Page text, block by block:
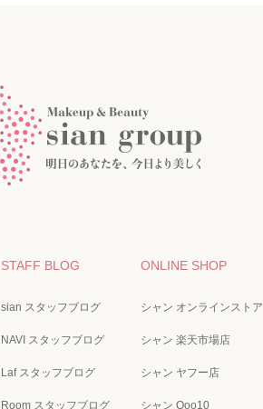
STAFF BLOG
sian スタッフブログ
NAVI スタッフブログ
Laf スタッフブログ
Room スタッフブログ
ONLINE SHOP
シャン オンラインストア
シャン 楽天市場店
シャン ヤフー店
シャン Qoo10